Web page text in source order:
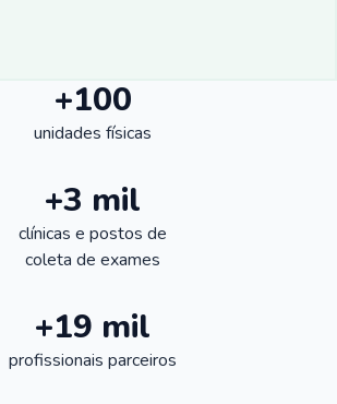
+100
unidades físicas
+3 mil
clínicas e postos de
coleta de exames
+19 mil
profissionais parceiros